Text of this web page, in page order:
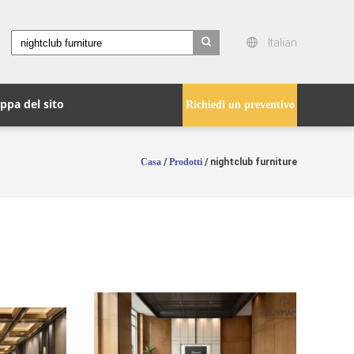
Italian
Richiedi un preventivo
del sito
Casa /Prodotti / nightclub furniture